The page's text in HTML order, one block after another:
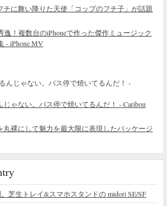
チに舞い降りた天使「コップのフチ子」が話題
逸！複数台のiPhoneで作った傑作ミュージック
- iPhone MV
ゃない。バス停で焼いてるんだ！ - Caribou
丸裸にして魅力を最大限に表現したパッケージ
芝生トレイ&スマホスタンドの midori SE/SF